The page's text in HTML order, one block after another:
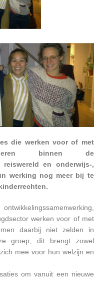
die werken voor of met
binnen de
reiswereld en onderwijs-,
werking nog meer bij te
werken voor of met
daarbij niet zelden in
groep, dit brengt zowel
mee voor hun welzijn en
om vanuit een nieuwe